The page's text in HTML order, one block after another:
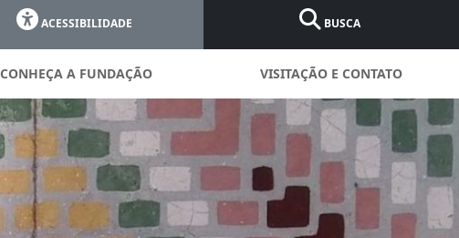
ACESSIBILIDADE BUSCA
CONHEÇA A FUNDAÇÃO VISITAÇÃO E CONTATO